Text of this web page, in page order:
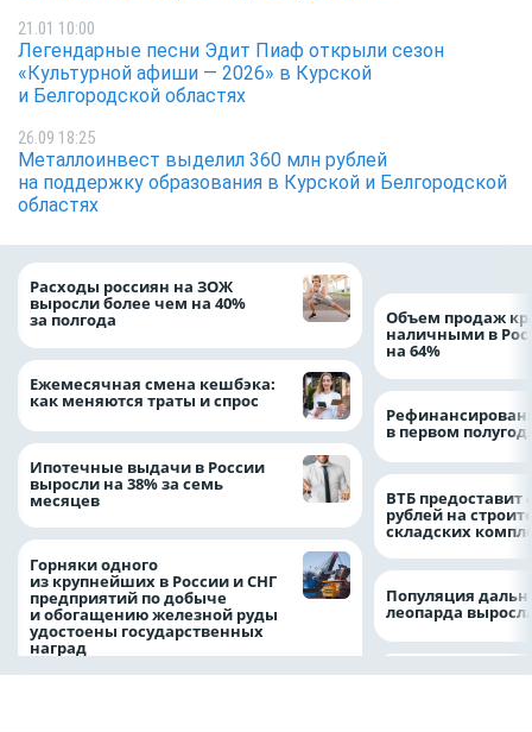
21.01 10:00
Легендарные песни Эдит Пиаф открыли сезон
«Культурной афиши — 2026» в Курской
и Белгородской областях
26.09 18:25
Металлоинвест выделил 360 млн рублей
на поддержку образования в Курской и Белгородской
областях
Расходы россиян на ЗОЖ
выросли более чем на 40%
за полгода
Ежемесячная смена кешбэка:
как меняются траты и спрос
Ипотечные выдачи в России
выросли на 38% за семь
месяцев
Горняки одного
из крупнейших в России и СНГ
предприятий по добыче
и обогащению железной руды
удостоены государственных
наград
Объем продаж
наличными в
на 64%
в первом
ВТБ предоставит
рублей на
складских
Популяция
леопарда